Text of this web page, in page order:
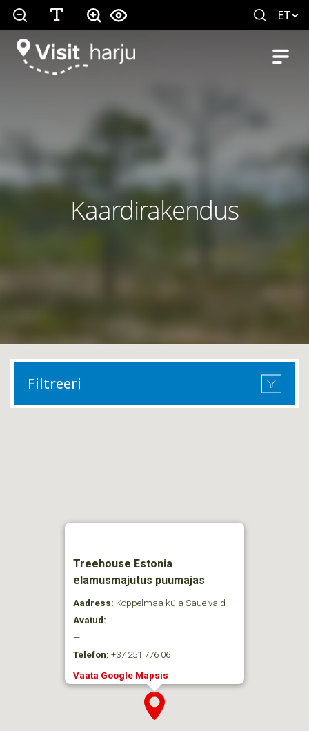
ET
Kaardirakendus
Filtreeri
Treehouse Estonia
elamusmajutus puumajas
Aadress: Koppelmaa küla Saue vald
Avatud:
—
Telefon: +37 251 776 06
Vaata Google Mapsis